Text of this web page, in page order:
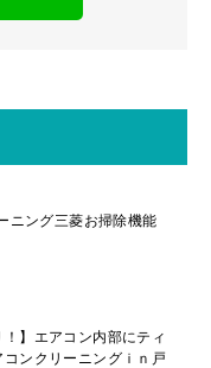
ニング三菱お掃除機能
！】エアコン内部にティ
ンクリーニングｉｎ戸